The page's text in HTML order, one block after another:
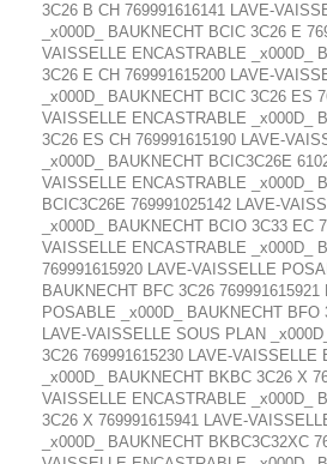
3C26 B CH 769991616141 LAVE-
_x000D_ BAUKNECHT BCIC 3C26 E
VAISSELLE ENCASTRABLE _x000D_
3C26 E CH 769991615200 LAVE-
_x000D_ BAUKNECHT BCIC 3C26 ES
VAISSELLE ENCASTRABLE _x000D_
3C26 ES CH 769991615190 LAVE-
_x000D_ BAUKNECHT BCIC3C26E
VAISSELLE ENCASTRABLE _x000D_
BCIC3C26E 769991025142 LAVE-
_x000D_ BAUKNECHT BCIO 3C33 EC
VAISSELLE ENCASTRABLE _x000D_
769991615920 LAVE-VAISSELLE
BAUKNECHT BFC 3C26
POSABLE _x000D_ BAUKNECHT BFO
LAVE-VAISSELLE SOUS PLAN
3C26 769991615230 LAVE-VAISSELLE
_x000D_ BAUKNECHT BKBC 3C26 X
VAISSELLE ENCASTRABLE _x000D_
3C26 X 769991615941 LAVE-
_x000D_ BAUKNECHT BKBC3C32XC